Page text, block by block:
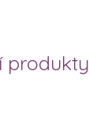
produkty